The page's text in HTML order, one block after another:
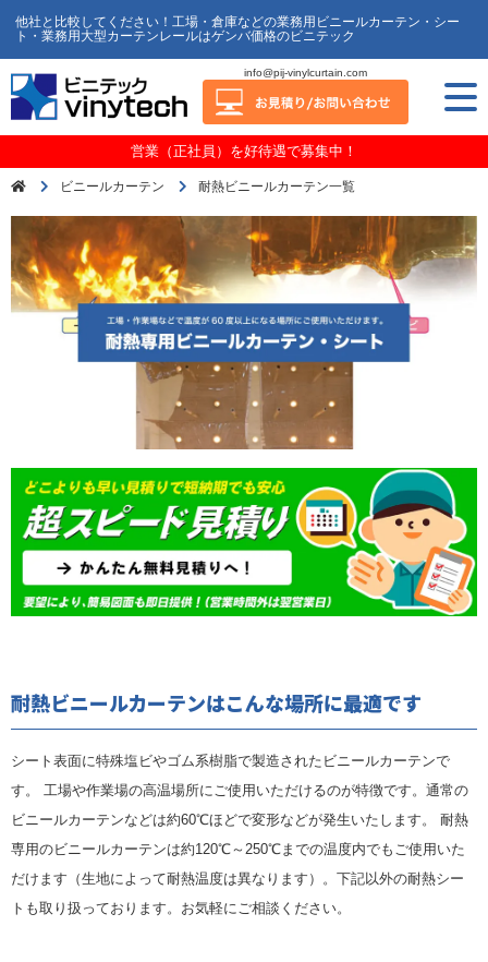
他社と比較してください！工場・倉庫などの業務用ビニールカーテン・シー
ト・業務用大型カーテンレールはゲンバ価格のビニテック
info@pij-vinylcurtain.com
営業（正社員）を好待遇で募集中！
ビニールカーテン 耐熱ビニールカーテン一覧
耐熱ビニールカーテンはこんな場所に最適です
シート表面に特殊塩ビやゴム系樹脂で製造されたビニールカーテンで
す。 工場や作業場の高温場所にご使用いただけるのが特徴です。通常の
ビニールカーテンなどは約60℃ほどで変形などが発生いたします。 耐熱
専用のビニールカーテンは約120℃～250℃までの温度内でもご使用いた
だけます（生地によって耐熱温度は異なります）。下記以外の耐熱シー
トも取り扱っております。お気軽にご相談ください。